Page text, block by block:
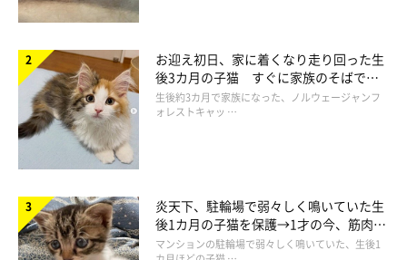
お迎え初日、家に着くなり走り回った生
後3カ月の子猫 すぐに家族のそばで落
ち着く姿に「迎えてよかった」
生後約3カ月で家族になった、ノルウェージャンフ
ォレストキャッ …
炎天下、駐輪場で弱々しく鳴いていた生
後1カ月の子猫を保護→1才の今、筋肉質
でツンデレなコに成長
マンションの駐輪場で弱々しく鳴いていた、生後1